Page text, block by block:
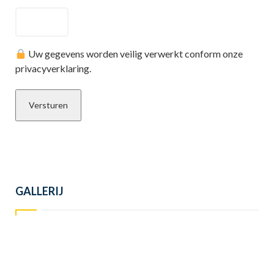
Uw gegevens worden veilig verwerkt conform onze
privacyverklaring.
GALLERIJ